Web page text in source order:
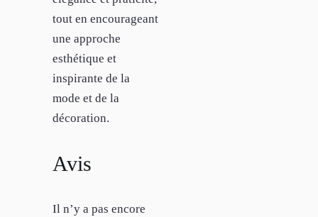
tout en encourageant
une approche
esthétique et
inspirante de la
mode et de la
décoration.
Avis
Il n’y a pas encore